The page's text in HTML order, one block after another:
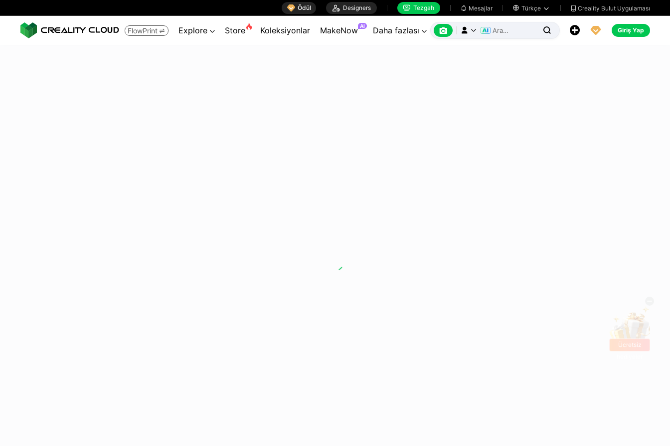
 Ödül  Designers  Tezgah  Mesajlar  Türkçe   Creality Bulut Uygulaması
FlowPrint  Explore  Store Koleksiyonlar MakeNow AI Daha fazlası        Giriş Yap
Ücretsiz